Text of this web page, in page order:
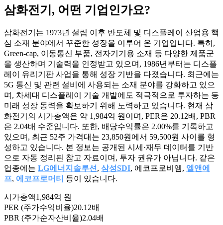
삼화전기 , 어떤 기업인가요?
삼화전기는 1973년 설립 이후 반도체 및 디스플레이 산업용 핵
심 소재 분야에서 꾸준한 성장을 이루어 온 기업입니다. 특히,
Green-cap, 이동통신 부품, 전자기기용 소재 등 다양한 제품군
을 생산하며 기술력을 인정받고 있으며, 1986년부터는 디스플
레이 유리기판 사업을 통해 성장 기반을 다졌습니다. 최근에는
5G 통신 및 관련 설비에 사용되는 소재 분야를 강화하고 있으
며, 차세대 디스플레이 기술 개발에도 적극적으로 투자하는 등
미래 성장 동력을 확보하기 위해 노력하고 있습니다. 현재 삼
화전기의 시가총액은 약 1,984억 원이며, PER은 20.12배, PBR
은 2.04배 수준입니다. 또한, 배당수익률은 2.00%를 기록하고
있으며, 최근 52주 가격대는 23,850원에서 59,500원 사이를 형
성하고 있습니다. 본 정보는 공개된 시세·재무 데이터를 기반
으로 자동 정리된 참고 자료이며, 투자 권유가 아닙니다. 같은
업종에는 LG에너지솔루션 , 삼성SDI, 에코프로비엠, 엘앤에
프, 에코프로머티 등이 있습니다.
시가총액1,984억 원
PER (주가수익비율)20.12배
PBR (주가순자산비율)2.04배